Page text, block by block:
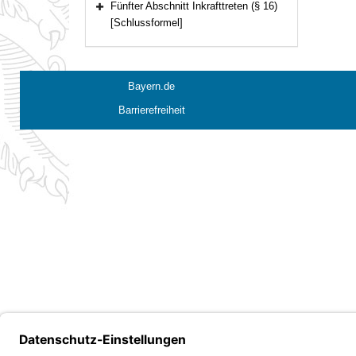
Bereich erweitern
Fünfter Abschnitt Inkrafttreten (§ 16)
[Schlussformel]
Bayern.de
Barrierefreiheit